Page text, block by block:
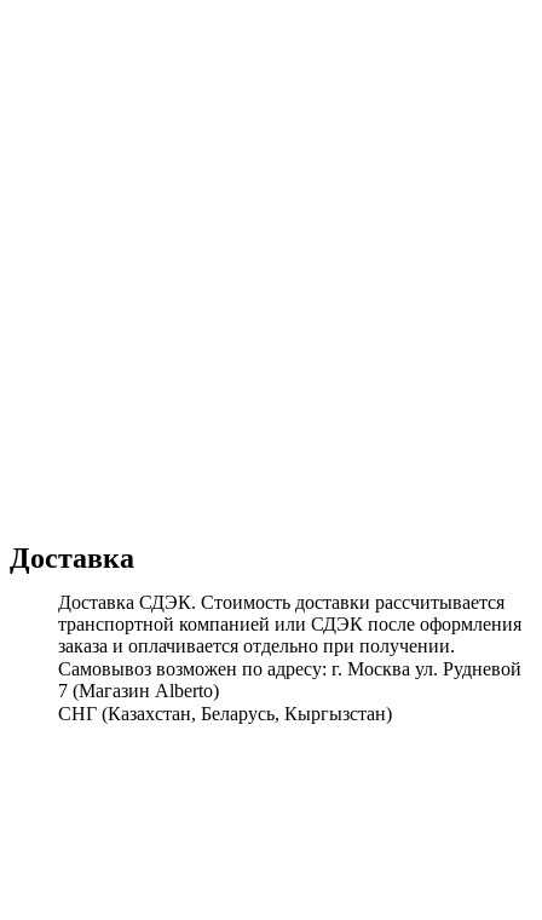
Доставка
Доставка СДЭК. Стоимость доставки рассчитывается
транспортной компанией или СДЭК после оформления
заказа и оплачивается отдельно при получении.
Самовывоз возможен по адресу: г. Москва ул. Рудневой
7 (Магазин Alberto)
СНГ (Казахстан, Беларусь, Кыргызстан)